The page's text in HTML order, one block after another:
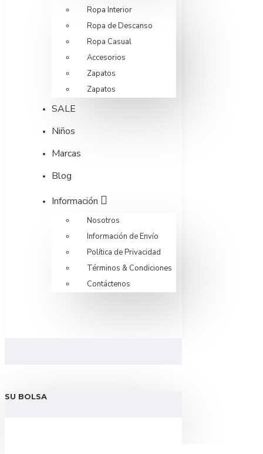
Ropa Interior
Ropa de Descanso
Ropa Casual
Accesorios
Zapatos
Zapatos
SALE
Niños
Marcas
Blog
Información
Nosotros
Información de Envío
Política de Privacidad
Términos & Condiciones
Contáctenos
SU BOLSA